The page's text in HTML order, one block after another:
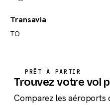
Transavia
TO
PRÊT À PARTIR
Trouvez votre vol
Comparez les aéroports